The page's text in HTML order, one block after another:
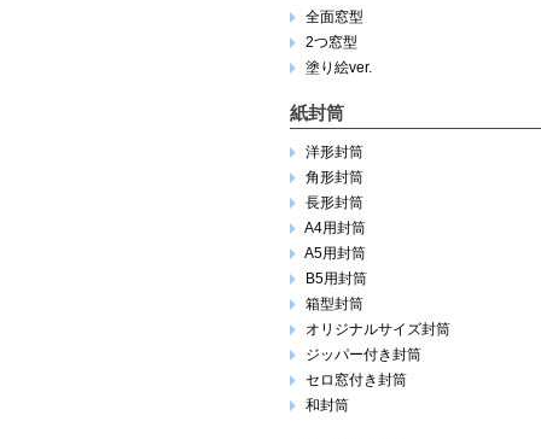
全面窓型
2つ窓型
塗り絵ver.
紙封筒
洋形封筒
角形封筒
長形封筒
A4用封筒
A5用封筒
B5用封筒
箱型封筒
オリジナルサイズ封筒
ジッパー付き封筒
セロ窓付き封筒
和封筒